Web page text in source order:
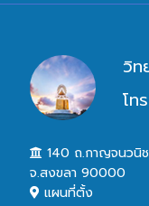
วิท
โท
140 ถ.กาญจนวนิช
จ.สงขลา 90000
แผนที่ตั้ง